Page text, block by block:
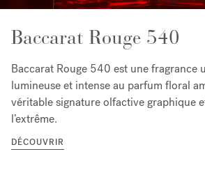
Baccarat Rouge 540
Baccarat Rouge 540 est une fragrance
lumineuse et intense au parfum floral
véritable signature olfactive graphique
l’extrême.
DÉCOUVRIR